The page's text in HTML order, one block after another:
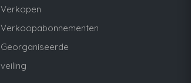
Verkopen
Verkoopabonnementen
Georganiseerde
veiling